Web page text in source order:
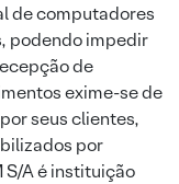
de computadores
podendo impedir
de
exime-se de
seus clientes,
por
S/A é instituição